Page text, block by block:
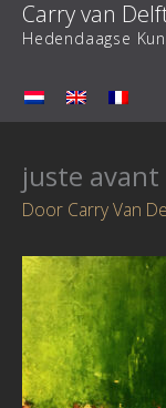
naar
inhoud
Carry van
Hedendaagse
juste avant
Door Carry Van